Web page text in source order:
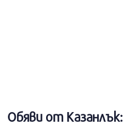
Обяви от Казанлък: